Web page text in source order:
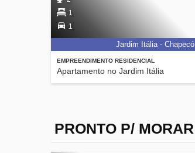
EMPREENDIMENTO RESIDENCIAL
Apartamento no Jardim Itália
1
1
Jardim Itália - Chapecó
PRONTO P/ MORAR